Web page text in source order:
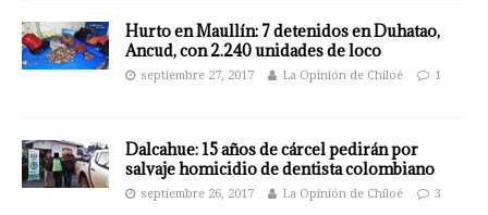
Hurto en Maullín: 7 detenidos en Duhatao,
Ancud, con 2.240 unidades de loco
septiembre 27, 2017 La Opinión de Chiloé 1
Dalcahue: 15 años de cárcel pedirán por
salvaje homicidio de dentista colombiano
septiembre 26, 2017 La Opinión de Chiloé 3